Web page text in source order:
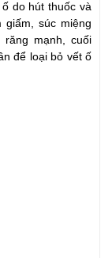
do hút thuốc và
giấm, súc miệng
mạnh, cuối
để loại bỏ vết ố